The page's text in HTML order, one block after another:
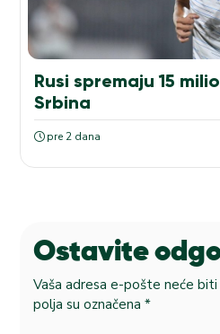
Rusi spremaju 15
Srbina
pre 2 dana
Ostavite
Vaša adresa e-pošte neće biti
polja su označena *